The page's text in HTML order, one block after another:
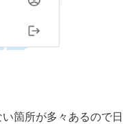
箇所が多々あるので日